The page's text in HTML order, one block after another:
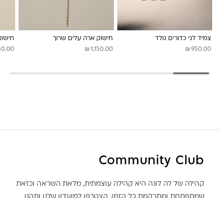
צמיד לני כדורים גולד
₪ 950.00
חישוק ארה עלים שרוך
₪ 1,150.00
Community Club
קהילה של לה לונה היא קהילה עוצמתית, מלאת השראה וכזאת